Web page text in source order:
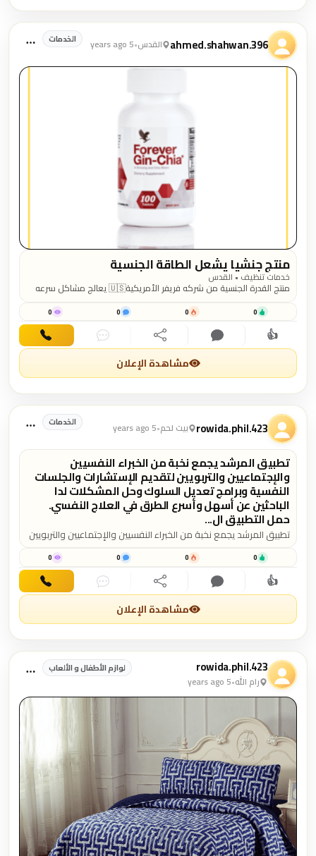
ahmed.shahwan.396 القدس•
5 years ago الخدمات
منتج جنشيا يشعل الطاقة الجنسية
خدمات تنظيف • القدس
منتج القدرة الجنسية من شركه فريفر الأمريكية🇺🇸 يعالج مشاكل سرعه
القذف✅ يعالج مشاكل ضعف الانتصاب✅ المنتج يزيد من حجم العضو
الذكري✅ مصنوع من عناصر طبيعية ١٠٠%✅ مناسب لكبار السن ومرضى
الضغط والسكر✅ مصرح من وزاره الصحة✅ #جده التوصيل لباب البيت مجانا
الدفع بعد الاستلام للطلب عبر الواتس/ https://wa.me/970592028862
0
0
0
0
👍اهتمام تعليق مشاركة دردشة اتصال
مشاهدة الإعلان
rowida.phil.423 بيت لحم•
5 years ago الخدمات
تطبيق المرشد يجمع نخبة من الخبراء النفسيين
والإجتماعيين والتربويين لتقديم الإستشارات والجلسات
النفسية وبرامج تعديل السلوك وحل المشكلات لدا
الباحثين عن أسهل وأسرع الطرق في العلاج النفسي.
حمل التطبيق ال...
تطبيق المرشد يجمع نخبة من الخبراء النفسيين والإجتماعيين والتربويين
لتقديم الإستشارات والجلسات النفسية وبرامج تعديل السلوك وحل
المشكلات لدا الباحثين عن أسهل وأسرع الطرق في العلاج النفسي. حمل
التطبيق الأن وإستمتع بتجربة فريدة من نوعها إن كنت تريد العلاج أو
الإرشاد النفسي والتربوي.. وذلك عبر وسائل تواصل متعددة ( نصية/
صوتيه/ مكالمة/ فيديو ) وبأسعار مغرية تناسب الجميع.
https://almorshedapp.com/
0
0
0
0
👍اهتمام تعليق مشاركة دردشة اتصال
مشاهدة الإعلان
rowida.phil.423
رام الله•
5 years ago
لوازم الأطفال و الألعاب